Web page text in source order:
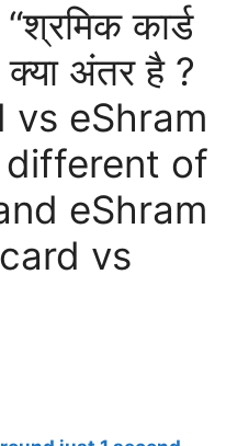
कार्ड
अंतर है ?
vs eShram
of
eShram
vs